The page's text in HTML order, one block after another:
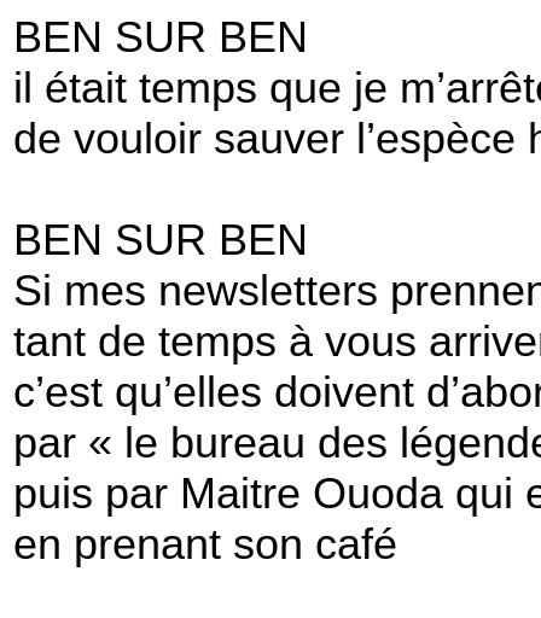
BEN SUR BEN
il était temps que je
de vouloir sauver l’espèce
BEN SUR BEN
Si mes newsletters
tant de temps à vous
c’est qu’elles doivent
par « le bureau des
puis par Maitre Ouoda qui
en prenant son café